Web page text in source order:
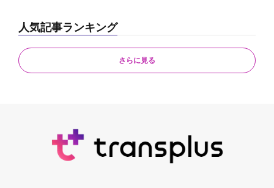
人気記事ランキング
さらに見る